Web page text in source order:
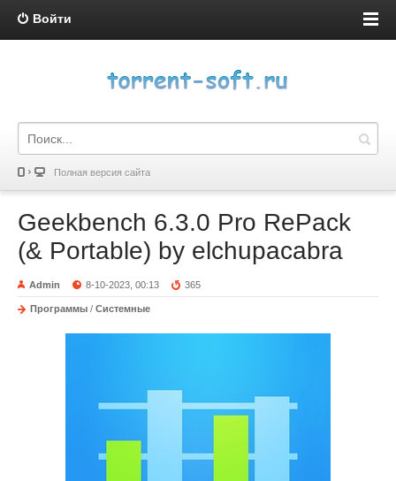
Войти
Полная версия сайта
Geekbench 6.3.0 Pro RePack
(& Portable) by elchupacabra
Admin 8-10-2023, 00:13 365
Программы / Системные